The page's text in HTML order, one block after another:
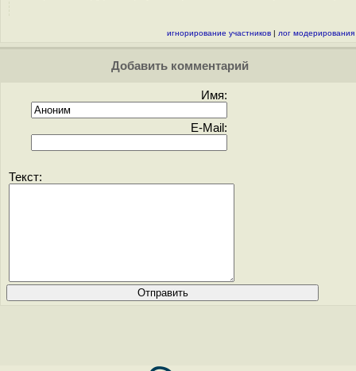
игнорирование участников | лог модерирования
Добавить комментарий
Имя:
E-Mail:
Текст: